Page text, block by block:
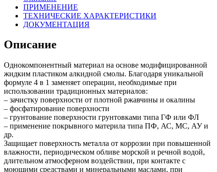
ГРУНТ-
ЭМАЛЬ
РЖАВЧИНЕ
ПРИМЕНЕНИЕ
ТЕХНИЧЕСКИЕ ХАРАКТЕРИСТИКИ
ДОКУМЕНТАЦИЯ
Описание
Однокомпонентный материал на основе модифицированной
жидким пластиком алкидной смолы. Благодаря уникальной
формуле 4 в 1 заменяет операции, необходимые при
использовании традиционных материалов:
– зачистку поверхности от плотной ржавчины и окалины
– фосфатирование поверхности
– грунтование поверхности грунтовками типа ГФ или ФЛ
– применение покрывного материла типа ПФ, АС, МС, АУ и
др.
Защищает поверхность металла от коррозии при повышенной
влажности, периодическом обливе морской и речной водой,
длительном атмосферном воздействии, при контакте с
моющими средствами и минеральными маслами, при